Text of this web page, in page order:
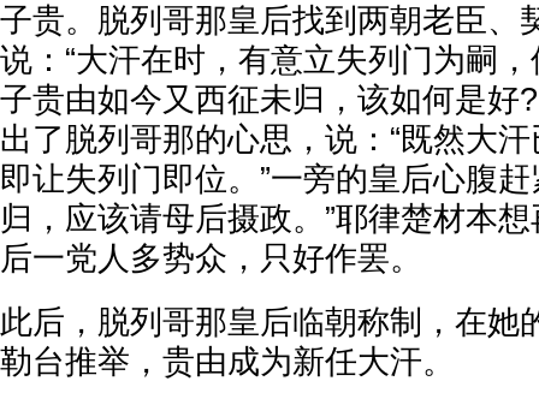
子贵。脱列哥那皇后找到两朝老臣、
说：“大汗在时，有意立失列门为嗣
子贵由如今又西征未归，该如何是好
出了脱列哥那的心思，说：“既然大
即让失列门即位。”一旁的皇后心腹
归，应该请母后摄政。”耶律楚材本
后一党人多势众，只好作罢。
此后，脱列哥那皇后临朝称制，在她
勒台推举，贵由成为新任大汗。